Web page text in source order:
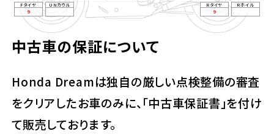
Fタイヤ
9
UNカウル
Rタイヤ
9
Rホイル
中古車の保証について
Honda Dreamは独自の厳しい点検整備の審査
をクリアしたお車のみに、「中古車保証書」を付け
て販売しております。